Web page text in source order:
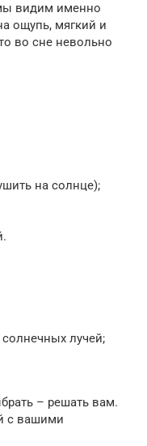
видим именно
ощупь, мягкий и
во сне невольно
на солнце);
лучей;
– решать вам.
с вашими